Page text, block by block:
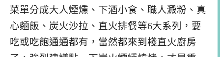
菜單分成大人煙燻、下酒小食、職人澱粉、真
心麵飯、炭火沙拉、直火排餐等6大系列，要
吃或吃飽通通都有，當然都來到棧直火廚房